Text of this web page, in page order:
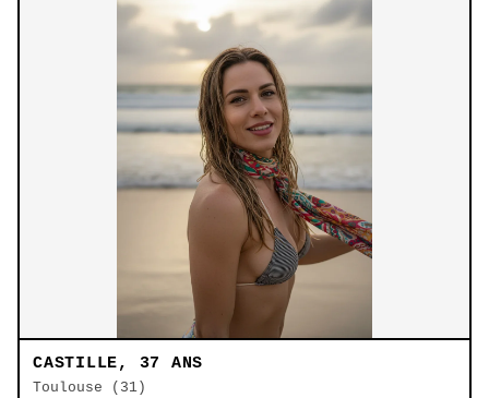
CASTILLE, 37 ANS
Toulouse (31)